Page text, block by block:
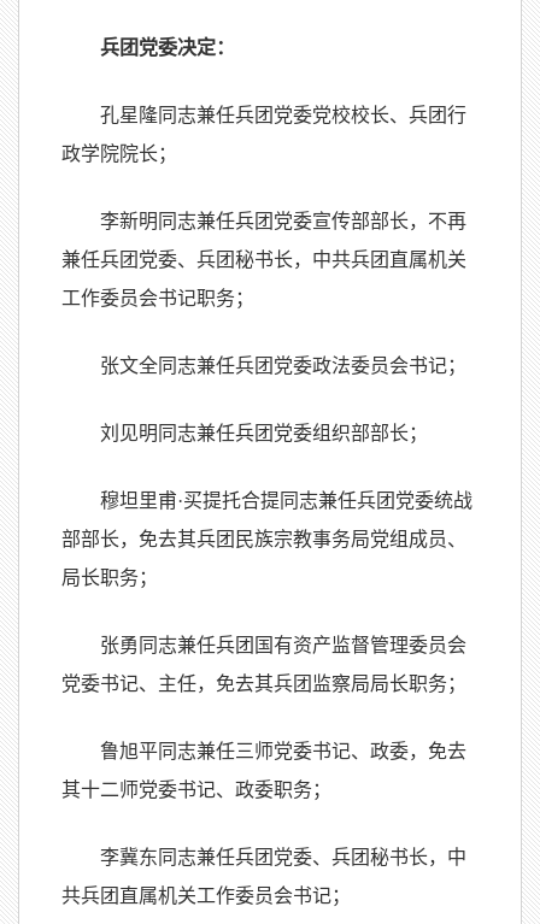
兵团党委决定：
孔星隆同志兼任兵团党委党校校长、兵团行
政学院院长；
李新明同志兼任兵团党委宣传部部长，不再
兼任兵团党委、兵团秘书长，中共兵团直属机关
工作委员会书记职务；
张文全同志兼任兵团党委政法委员会书记；
刘见明同志兼任兵团党委组织部部长；
穆坦里甫·买提托合提同志兼任兵团党委统战
部部长，免去其兵团民族宗教事务局党组成员、
局长职务；
张勇同志兼任兵团国有资产监督管理委员会
党委书记、主任，免去其兵团监察局局长职务；
鲁旭平同志兼任三师党委书记、政委，免去
其十二师党委书记、政委职务；
李冀东同志兼任兵团党委、兵团秘书长，中
共兵团直属机关工作委员会书记；